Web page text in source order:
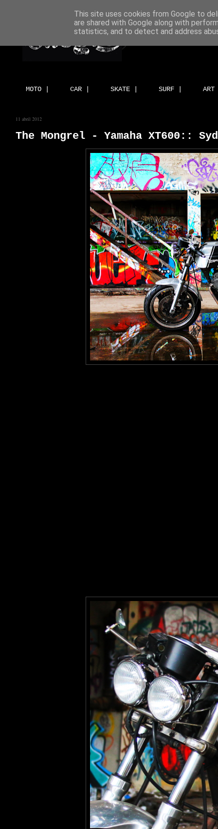
MOTO | CAR | SKATE | SURF |
11 abril 2012
The Mongrel - Yamaha XT600::
This site uses cookies from Google to
are shared with Google along with
statistics, and to detect and address